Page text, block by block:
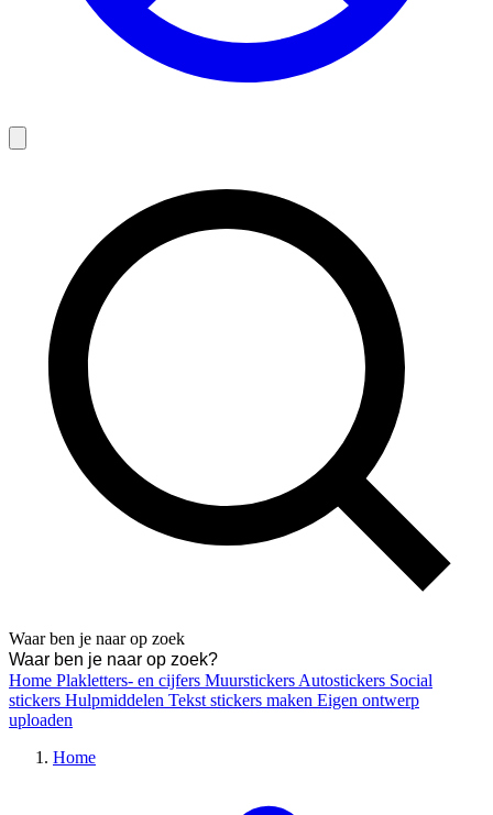
Waar ben je naar op zoek
Home Plakletters- en cijfers Muurstickers Autostickers Social
stickers Hulpmiddelen Tekst stickers maken Eigen ontwerp
uploaden
Home